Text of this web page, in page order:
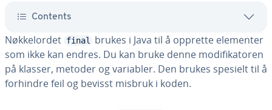
Contents
Nøkkelordet final
brukes i Java til å opprette elementer
som ikke kan endres. Du kan bruke denne modifikatoren
på klasser, metoder og variabler. Den brukes spesielt til å
forhindre feil og bevisst misbruk i koden.